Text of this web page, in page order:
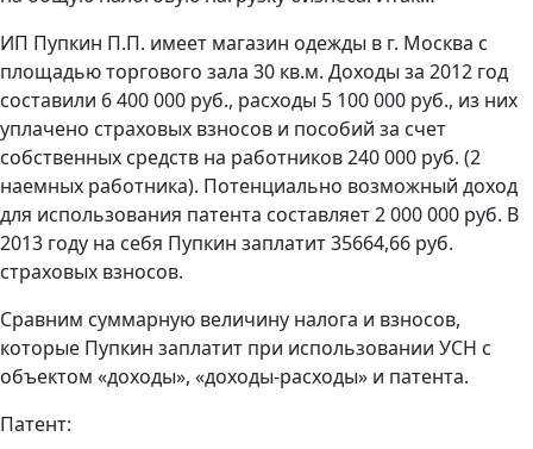
ИП Пупкин П.П. имеет магазин одежды в г. Москва с
площадью торгового зала 30 кв.м. Доходы за 2012 год
составили 6 400 000 руб., расходы 5 100 000 руб., из них
уплачено страховых взносов и пособий за счет
собственных средств на работников 240 000 руб. (2
наемных работника). Потенциально возможный доход
для использования патента составляет 2 000 000 руб. В
2013 году на себя Пупкин заплатит 35664,66 руб.
страховых взносов.
Сравним суммарную величину налога и взносов,
которые Пупкин заплатит при использовании УСН с
объектом «доходы», «доходы-расходы» и патента.
Патент: